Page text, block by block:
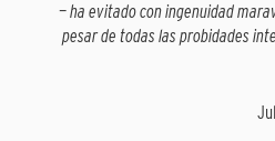
— ha evitado con ingenuidad
pesar de todas las probidades